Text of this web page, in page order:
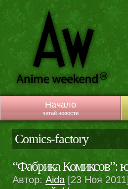
Начало
читай новости
Comics-factory
“Фабрика Комиксов”:
Автор: Aida [23 Ноя